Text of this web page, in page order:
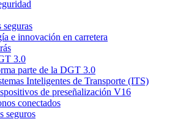
seguras
e innovación en carretera
3.0
parte de la DGT 3.0
Inteligentes de Transporte (ITS)
de preseñalización V16
conectados
seguros